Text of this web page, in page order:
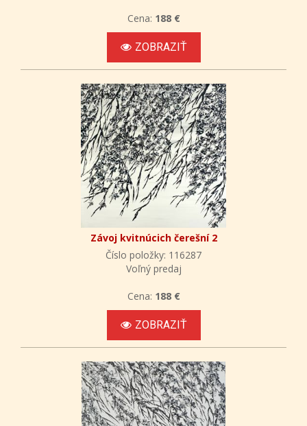
Cena: 188 €
ZOBRAZIŤ
Závoj kvitnúcich čerešní 2
Číslo položky: 116287
Voľný predaj
Cena: 188 €
ZOBRAZIŤ